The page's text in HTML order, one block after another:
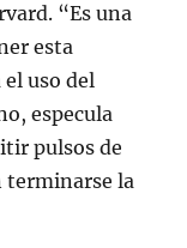
“Es una
esta
uso del
especula
pulsos de
terminarse la